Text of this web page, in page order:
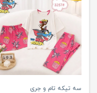
سه تیکه تام و جری